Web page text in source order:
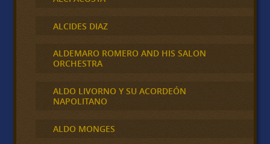
ALCIDES DIAZ
ALDEMARO ROMERO AND HIS SALON
ORCHESTRA
ALDO LIVORNO Y SU ACORDEÓN
NAPOLITANO
ALDO MONGES